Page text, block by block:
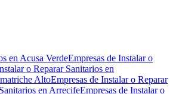
en Acusa VerdeEmpresas de Instalar o
o Reparar Sanitarios en
AltoEmpresas de Instalar o Reparar
en ArrecifeEmpresas de Instalar o